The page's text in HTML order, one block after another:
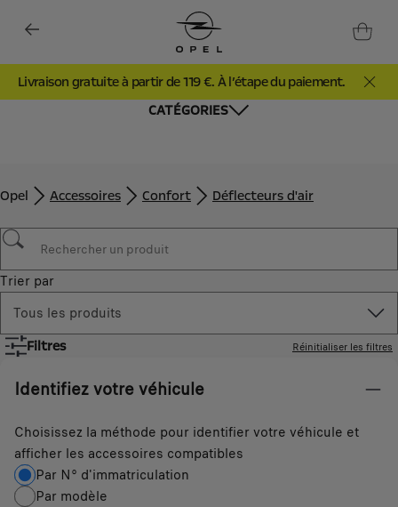
Livraison gratuite à partir de 119 €. À l’étape du paiement.
CATÉGORIES
Opel Accessoires Confort Déflecteurs d'air
Trier par
Tous les produits
Filtres Réinitialiser les filtres
Identifiez votre véhicule
Choisissez la méthode pour identifier votre véhicule et
afficher les accessoires compatibles
Par N° d'immatriculation
Par modèle